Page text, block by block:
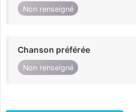
Non renseigné
Chanson préférée
Non renseigné